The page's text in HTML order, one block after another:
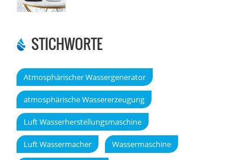
STICHWORTE
Atmosphärischer Wassergenerator
atmosphärische Wassererzeugung
Luft Wasserherstellungsmaschine
Luft Wassermacher Wassermaschine